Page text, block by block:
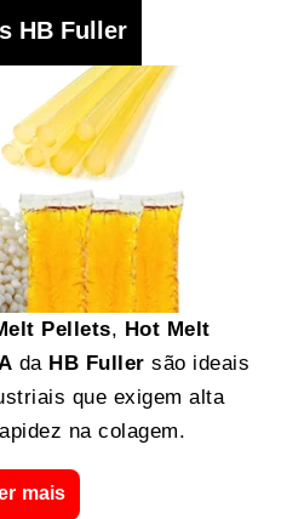
HB Fuller
Pellets, Hot Melt
da HB Fuller são ideais
que exigem alta
na colagem.
mais